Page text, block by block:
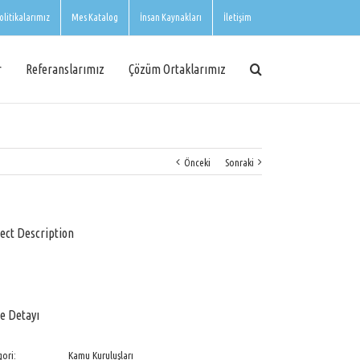
Mes Katalog İnsan Kaynakları İletişim
Referanslarımız Çözüm Ortaklarımız
Önceki Sonraki
Description
Detayı
Kamu Kuruluşları